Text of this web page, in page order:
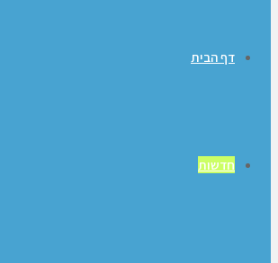
דף הבית
חדשות